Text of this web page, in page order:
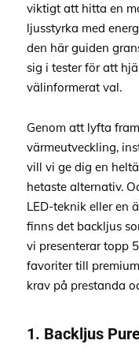
viktigt att hitta en
ljusstyrka med
den här guiden
sig i tester för att
välinformerat val.
Genom att lyfta
värmeutveckling,
vill vi ge dig en
hetaste alternativ.
LED-teknik eller en
finns det backljus
vi presenterar topp
favoriter till
krav på prestanda
1. Backljus